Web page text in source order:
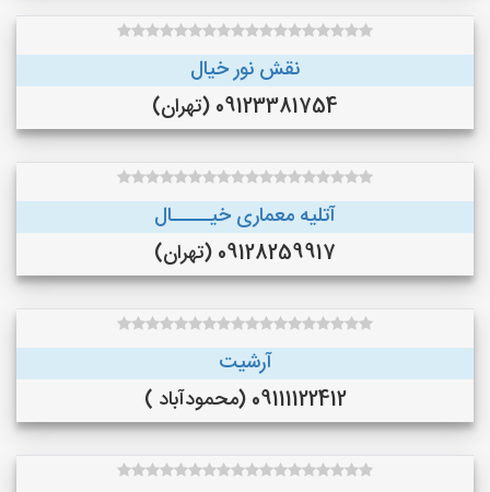
نقش نور خیال
09123381754 (تهران)
آتلیه معماری خیـــــال
09128259917 (تهران)
آرشیت
09111122412 (محمودآباد )